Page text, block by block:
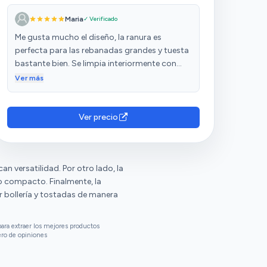
Maria✓ Verificado
Me gusta mucho el diseño, la ranura es
perfecta para las rebanadas grandes y tuesta
bastante bien. Se limpia interiormente con
facilidad usando una brochita
Ver más
Ver precio
versatilidad. Por otro lado, la
compacto. Finalmente, la
bollería y tostadas de manera
extraer los mejores productos
de opiniones